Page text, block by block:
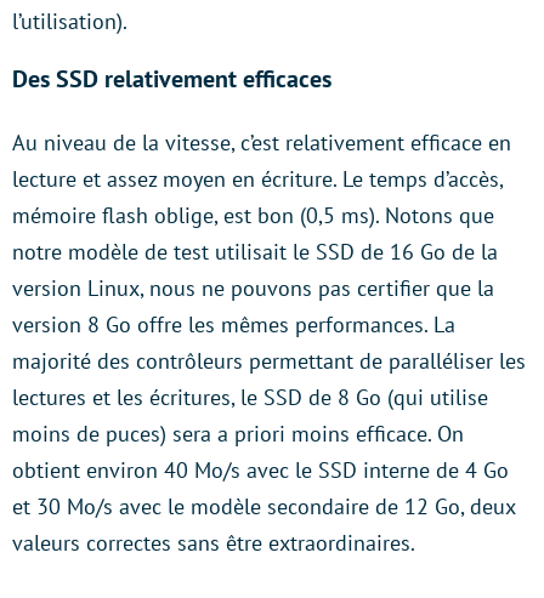
l’utilisation).
Des SSD relativement efficaces
Au niveau de la vitesse, c’est relativement efficace en
lecture et assez moyen en écriture. Le temps d’accès,
mémoire flash oblige, est bon (0,5 ms). Notons que
notre modèle de test utilisait le SSD de 16 Go de la
version Linux, nous ne pouvons pas certifier que la
version 8 Go offre les mêmes performances. La
majorité des contrôleurs permettant de paralléliser les
lectures et les écritures, le SSD de 8 Go (qui utilise
moins de puces) sera a priori moins efficace. On
obtient environ 40 Mo/s avec le SSD interne de 4 Go
et 30 Mo/s avec le modèle secondaire de 12 Go, deux
valeurs correctes sans être extraordinaires.